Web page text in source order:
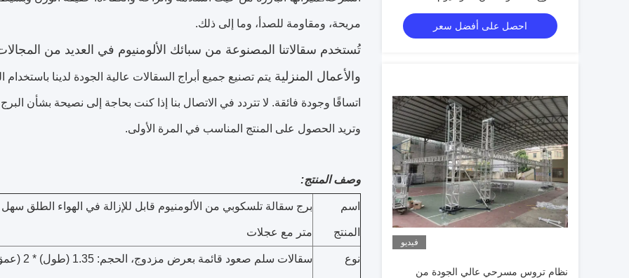
احصل على أفضل سعر
فيديو
نظام تروس مسرحي عالي الجودة من
مريحة، ومقاومة للصدأ، وما إلى ذلك.
تُستخدم سقالاتنا المصنوعة من سبائك الألومنيوم في العديد من
والأعمال المنزلية يتم تصنيع جميع أبراج السقالات عالية الجودة لدينا باستخدام
اتساقًا وجودة فائقة. لا تتردد في الاتصال بنا إذا كنت بحاجة إلى نصيحة بشأن
وتريد الحصول على المنتج المناسب في المرة الأولى.
وصف المنتج:
اسم
المنتج متر مع عجلات
نوع سقالات سلم صعود قائمة بعرض مزدوج، الحجم: 1.35 (طول) * 2 (عمق) متر